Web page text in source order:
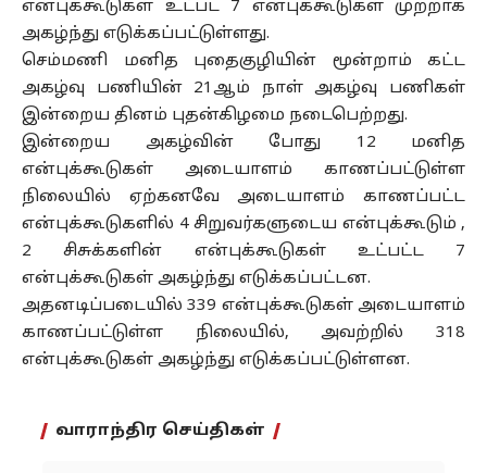
என்புக்கூடுகள் உட்பட 7 என்புக்கூடுகள் முற்றாக
அகழ்ந்து எடுக்கப்பட்டுள்ளது.
செம்மணி மனித புதைகுழியின் மூன்றாம் கட்ட
அகழ்வு பணியின் 21ஆம் நாள் அகழ்வு பணிகள்
இன்றைய தினம் புதன்கிழமை நடைபெற்றது.
இன்றைய அகழ்வின் போது 12 மனித
என்புக்கூடுகள் அடையாளம் காணப்பட்டுள்ள
நிலையில் ஏற்கனவே அடையாளம் காணப்பட்ட
என்புக்கூடுகளில் 4 சிறுவர்களுடைய என்புக்கூடும் ,
2 சிசுக்களின் என்புக்கூடுகள் உட்பட்ட 7
என்புக்கூடுகள் அகழ்ந்து எடுக்கப்பட்டன.
அதனடிப்படையில் 339 என்புக்கூடுகள் அடையாளம்
காணப்பட்டுள்ள நிலையில், அவற்றில் 318
என்புக்கூடுகள் அகழ்ந்து எடுக்கப்பட்டுள்ளன.
வாராந்திர செய்திகள்